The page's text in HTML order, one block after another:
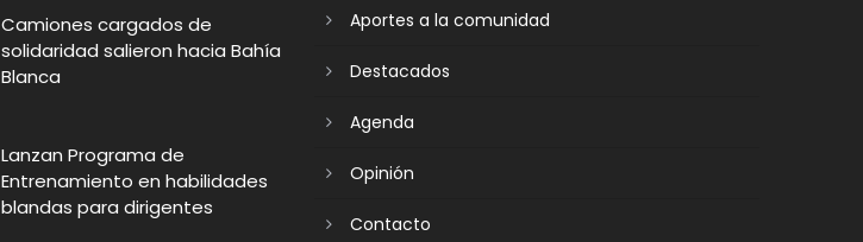
Camiones cargados de
solidaridad salieron hacia Bahía
Blanca
Lanzan Programa de
Entrenamiento en habilidades
blandas para dirigentes
Aportes a la comunidad
Destacados
Agenda
Opinión
Contacto